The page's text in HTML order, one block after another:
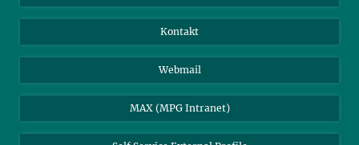
Kontakt
Webmail
MAX (MPG Intranet)